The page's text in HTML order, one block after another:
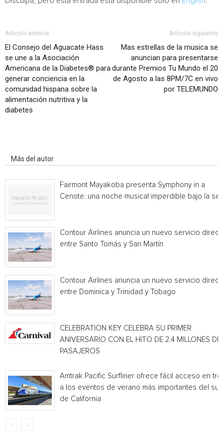
Artículo anterior
El Consejo del Aguacate Hass
se une a la Asociación
Americana de la Diabetes® para
generar conciencia en la
comunidad hispana sobre la
alimentación nutritiva y la
diabetes
Artículo siguiente
Mas estrellas de la musica se
anuncian para presentarse
durante Premios Tu Mundo el 20
de Agosto a las 8PM/7C en vivo
por TELEMUNDO
Más del autor
Fairmont Mayakoba presenta Symphony in a
Cenote: una noche musical imperdible bajo la
Contour Airlines anuncia un nuevo servicio
entre Santo Tomás y San Martín
Contour Airlines anuncia un nuevo servicio
entre Dominica y Trinidad y Tobago
CELEBRATION KEY CELEBRA SU PRIMER
ANIVERSARIO CON EL HITO DE 2.4 MILLONES DE
PASAJEROS
Amtrak Pacific Surfliner ofrece fácil acceso en
a los eventos de verano más importantes del sur
de California